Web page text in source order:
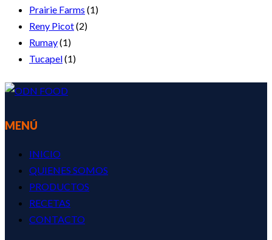
Prairie Farms (1)
Reny Picot(2)
Rumay(1)
Tucapel(1)
MENÚ
INICIO
QUIENES SOMOS
PRODUCTOS
RECETAS
CONTACTO